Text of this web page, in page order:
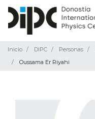
Inicio DIPC Personas
Oussama Er Riyahi